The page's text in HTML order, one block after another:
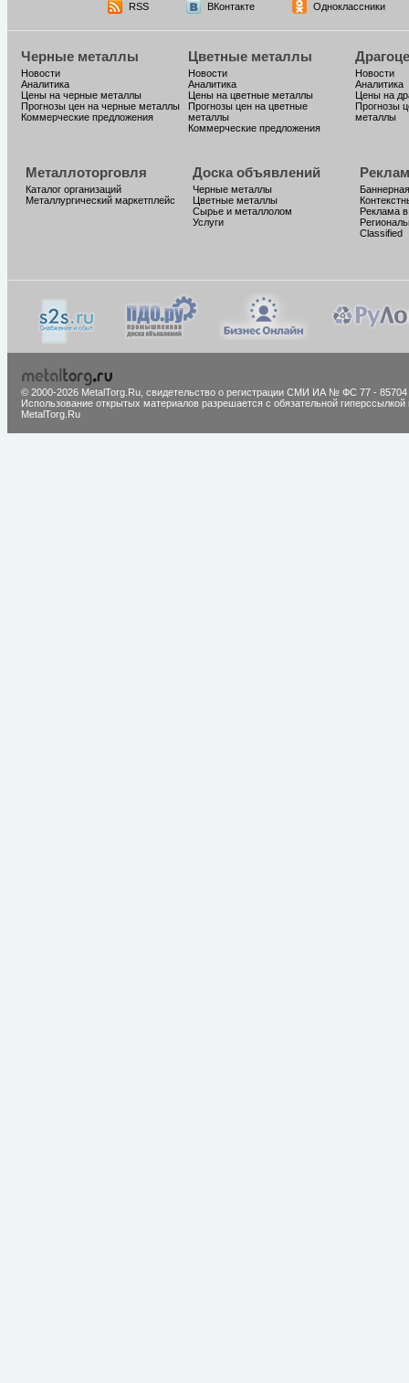
RSS ВКонтакте Одноклассники
Черные металлы
Новости
Аналитика
Цены на черные металлы
Прогнозы цен на черные металлы
Коммерческие предложения
Цветные металлы
Новости
Аналитика
Цены на цветные металлы
Прогнозы цен на цветные
металлы
Коммерческие предложения
Новости
Аналитика
Цены на
Прогнозы
металлы
Металлоторговля
Каталог организаций
Металлургический маркетплейс
Доска объявлений
Черные металлы
Цветные металлы
Сырье и металлолом
Услуги
Реклама
Classified
© 2000-2026 MetalTorg.Ru, cвидетельство о регистрации СМИ ИА № ФС 77 - 85704
Использование открытых материалов разрешается с обязательной гиперссылкой
MetalTorg.Ru